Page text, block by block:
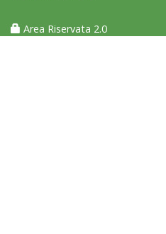
Area Riservata 2.0